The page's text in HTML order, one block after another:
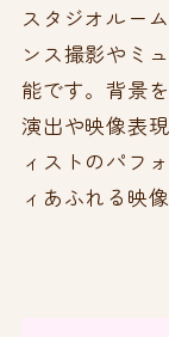
スタジオルー
ンス撮影やミ
能です。背景
演出や映像表
ィストのパフ
ィあふれる映